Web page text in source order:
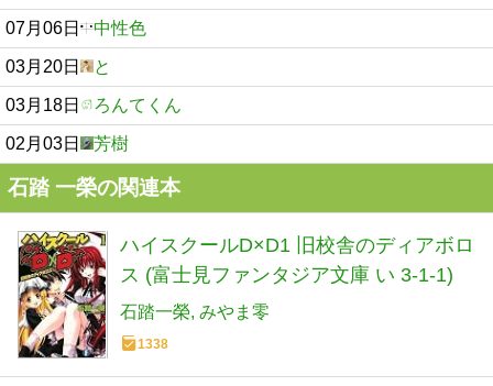
07月06日 中性色
03月20日 と
03月18日 ろんてくん
02月03日 芳樹
石踏 一榮の関連本
ハイスクールD×D1 旧校舎のディアボロ
ス (富士見ファンタジア文庫 い 3-1-1)
石踏一榮 みやま零
1338